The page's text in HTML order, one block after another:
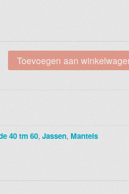
Toevoegen aan
40 tm 60, Jassen, Mantels